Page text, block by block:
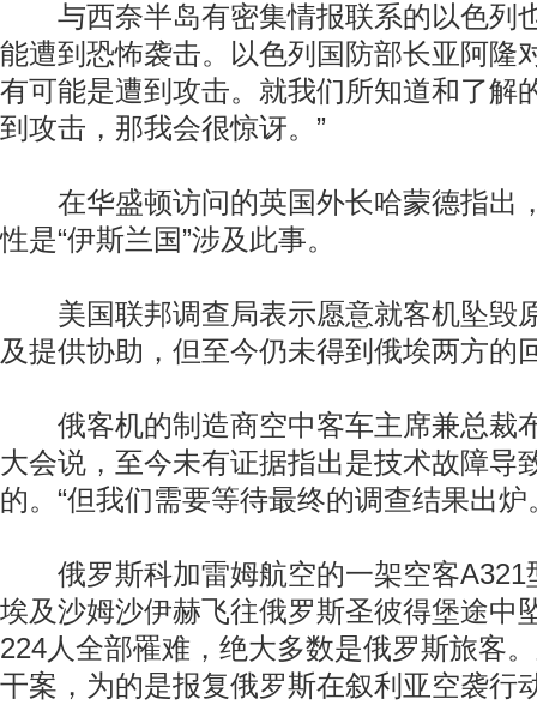
与西奈半岛有密集情报联系的以色列
能遭到恐怖袭击。以色列国防部长亚阿隆
有可能是遭到攻击。就我们所知道和了解
到攻击，那我会很惊讶。”
在华盛顿访问的英国外长哈蒙德指出
性是“伊斯兰国”涉及此事。
美国联邦调查局表示愿意就客机坠毁
及提供协助，但至今仍未得到俄埃两方的
俄客机的制造商空中客车主席兼总裁
大会说，至今未有证据指出是技术故障导
的。“但我们需要等待最终的调查结果出炉
俄罗斯科加雷姆航空的一架空客A321
埃及沙姆沙伊赫飞往俄罗斯圣彼得堡途中
224人全部罹难，绝大多数是俄罗斯旅客
干案，为的是报复俄罗斯在叙利亚空袭行